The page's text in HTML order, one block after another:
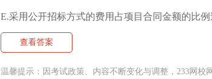
E.采用公开招标方式的费用占项目合同金额的比例
查看答案
温馨提示：因考试政策、内容不断变化与调整，233网校